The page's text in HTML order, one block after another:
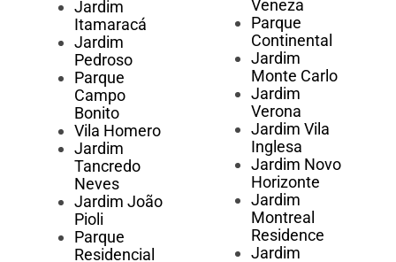
Jardim
Itamaracá
Jardim
Pedroso
Parque
Campo
Bonito
Vila Homero
Jardim
Tancredo
Neves
Jardim João
Pioli
Parque
Residencial
Veneza
Parque
Continental
Jardim
Monte Carlo
Jardim
Verona
Jardim Vila
Inglesa
Jardim Novo
Horizonte
Jardim
Montreal
Residence
Jardim